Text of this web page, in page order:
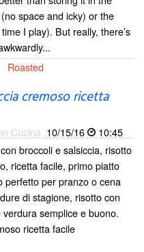
space and icky) or the
I play). But really, there’s
Roasted
cremoso ricetta
Cucina 10/15/16
10:45
broccoli e salsiccia, risotto
ricetta facile, primo piatto
perfetto per pranzo o cena
di stagione, risotto con
verdura semplice e buono.
ricetta facile